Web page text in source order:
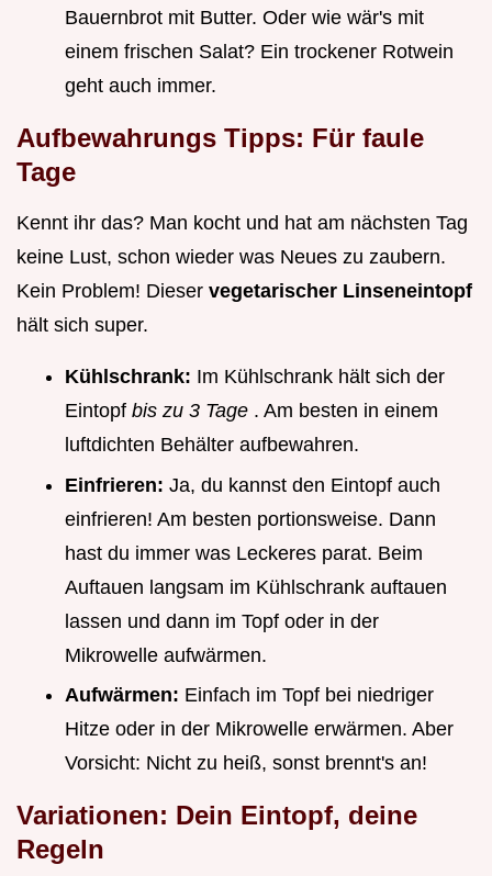
Bauernbrot mit Butter. Oder wie wär's mit
einem frischen Salat? Ein trockener Rotwein
geht auch immer.
Aufbewahrungs Tipps: Für faule
Tage
Kennt ihr das? Man kocht und hat am nächsten Tag
keine Lust, schon wieder was Neues zu zaubern.
Kein Problem! Dieser vegetarischer Linseneintopf
hält sich super.
Kühlschrank: Im Kühlschrank hält sich der
Eintopf bis zu 3 Tage . Am besten in einem
luftdichten Behälter aufbewahren.
Einfrieren: Ja, du kannst den Eintopf auch
einfrieren! Am besten portionsweise. Dann
hast du immer was Leckeres parat. Beim
Auftauen langsam im Kühlschrank auftauen
lassen und dann im Topf oder in der
Mikrowelle aufwärmen.
Aufwärmen: Einfach im Topf bei niedriger
Hitze oder in der Mikrowelle erwärmen. Aber
Vorsicht: Nicht zu heiß, sonst brennt's an!
Variationen: Dein Eintopf, deine
Regeln